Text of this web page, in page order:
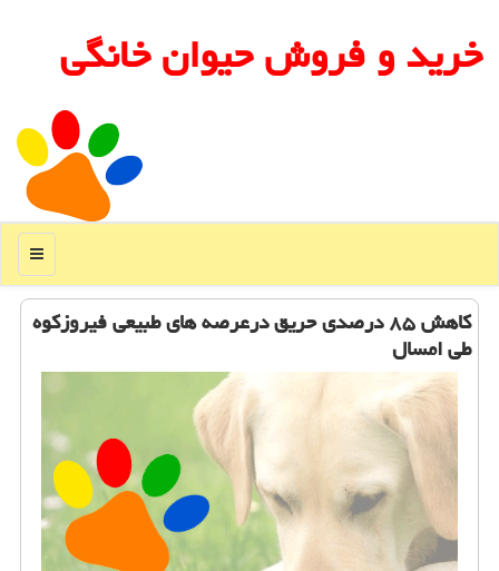
خرید و فروش حیوان خانگی
منو
كاهش ۸۵ درصدی حریق درعرصه های طبیعی فیروزكوه
طی امسال